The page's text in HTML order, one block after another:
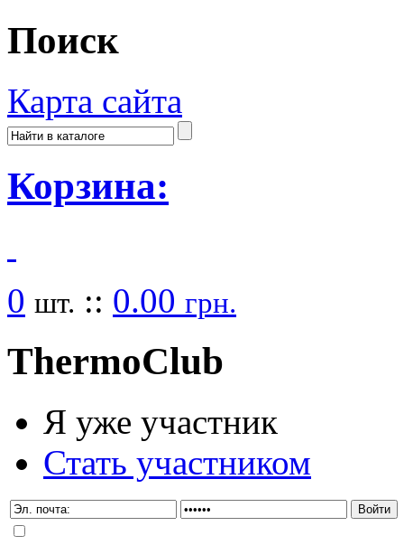
Поиск
Карта сайта
Корзина:
0 шт. :: 0.00 грн.
ThermoClub
Я уже участник
Стать участником